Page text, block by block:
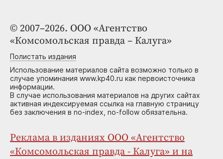
© 2007–2026. ООО «Агентство
«Комсомольская правда – Калуга»
Полистать издания
Использование материалов сайта возможно только в
случае упоминания www.kp40.ru как первоисточника
информации.
В случае использования материалов на других сайтах
активная индексируемая ссылка на главную страницу
без заключения в no-index, no-follow обязательна.
Реклама в изданиях ООО «Агентство
«Комсомольская правда - Калуга» и на